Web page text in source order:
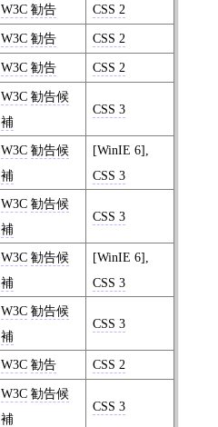
W3C 勧告 CSS 2
W3C 勧告 CSS 2
W3C 勧告 CSS 2
W3C 勧告候
補
CSS 3
W3C 勧告候
補
[WinIE 6],
CSS 3
W3C 勧告候
補
CSS 3
W3C 勧告候
補
[WinIE 6],
CSS 3
W3C 勧告候
補
CSS 3
W3C 勧告 CSS 2
W3C 勧告候
補
CSS 3